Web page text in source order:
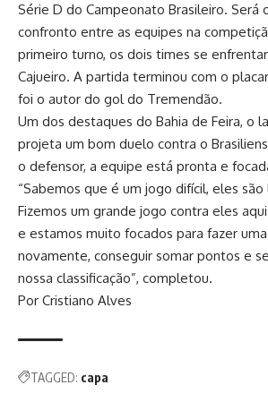
Série D do Campeonato Brasileiro. Será
confronto entre as equipes na
primeiro turno, os dois times se
Cajueiro. A partida terminou com o placar
foi o autor do gol do Tremendão.
Um dos destaques do Bahia de Feira, o
projeta um bom duelo contra o
o defensor, a equipe está pronta e
“Sabemos que é um jogo difícil, eles
Fizemos um grande jogo contra eles
e estamos muito focados para fazer
novamente, conseguir somar pontos e
nossa classificação”, completou.
Por Cristiano Alves
TAGGED: capa